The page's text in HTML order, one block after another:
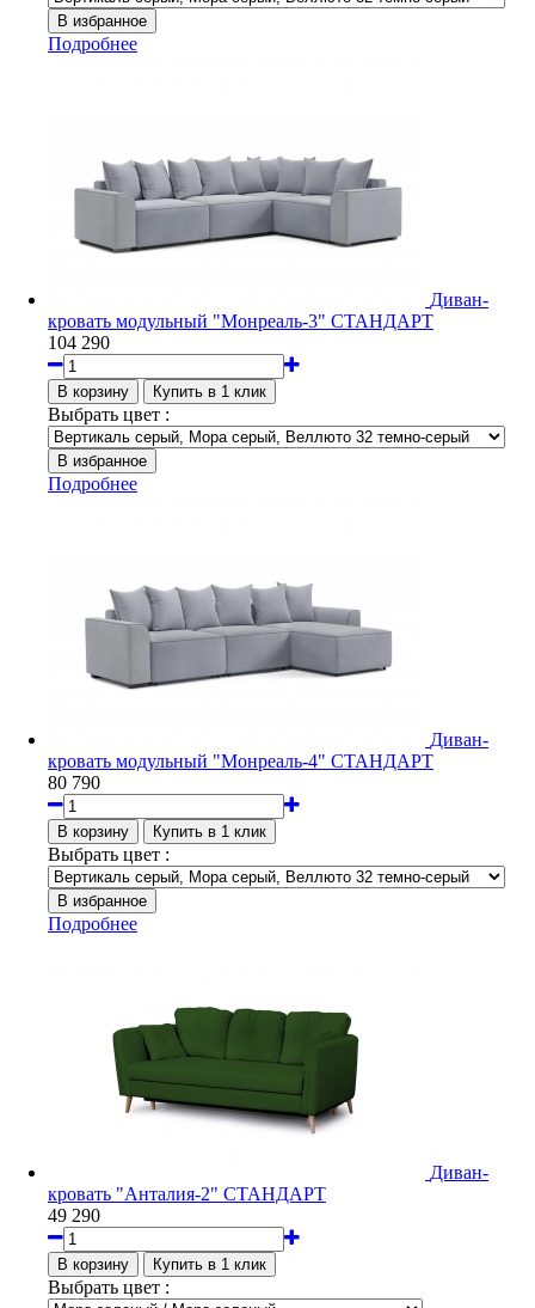
Подробнее
Диван-
кровать модульный "Монреаль-3" СТАНДАРТ
104 290
Выбрать цвет :
Подробнее
Диван-
кровать модульный "Монреаль-4" СТАНДАРТ
80 790
Выбрать цвет :
Подробнее
Диван-
кровать "Анталия-2" СТАНДАРТ
49 290
Выбрать цвет :